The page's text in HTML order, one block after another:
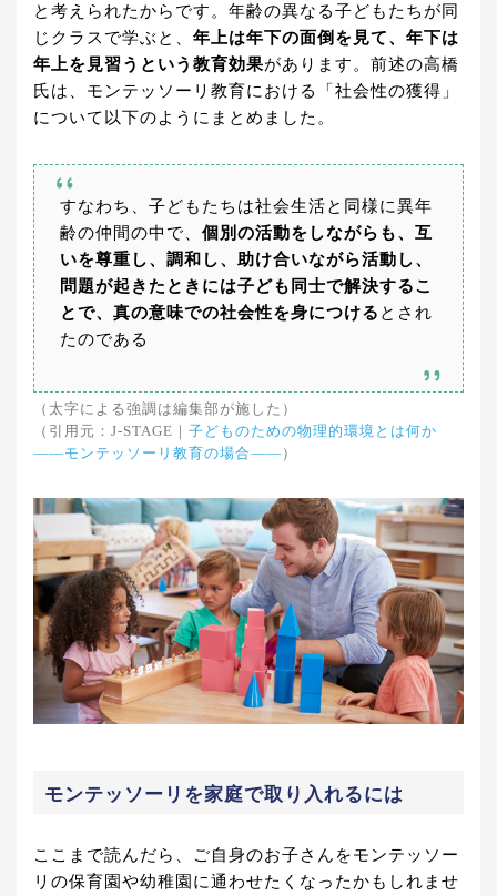
と考えられたからです。年齢の異なる子どもたちが同
じクラスで学ぶと、 年上は年下の面倒を見て、年下は
年上を見習うという教育効果があります。前述の高橋
氏は、モンテッソーリ教育における「社会性の獲得」
について以下のようにまとめました。
すなわち、子どもたちは社会生活と同様に異年
齢の仲間の中で、 個別の活動をしながらも、互
いを尊重し、調和し、助け合いながら活動し、
問題が起きたときには子ども同士で解決するこ
とで、真の意味での社会性を身につける とされ
たのである
（太字による強調は編集部が施した）
（引用元：J-STAGE｜ 子どものための物理的環境とは何か
――モンテッソーリ教育の場合―― ）
モンテッソーリを家庭で取り入れるには
ここまで読んだら、ご自身のお子さんをモンテッソー
リの保育園や幼稚園に通わせたくなったかもしれませ